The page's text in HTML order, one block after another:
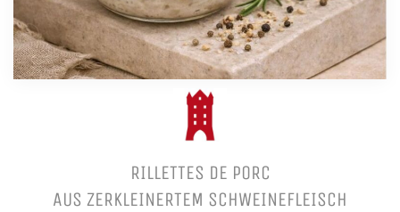
RILLETTES DE PORC
AUS ZERKLEINERTEM SCHWEINEFLEISCH